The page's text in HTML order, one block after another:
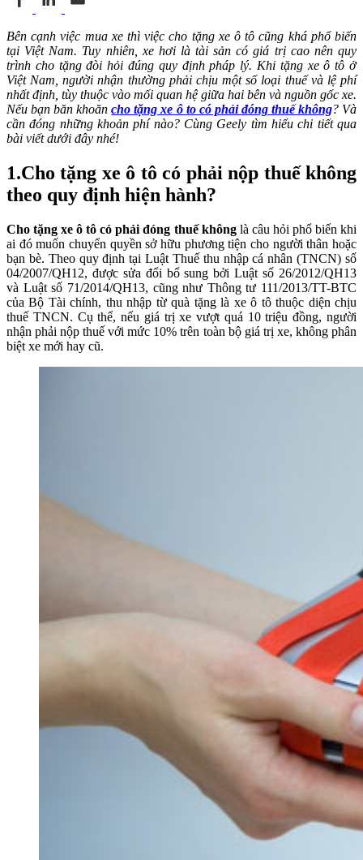
Bên cạnh việc mua xe thì việc cho tặng xe ô tô cũng khá phổ biến
tại Việt Nam. Tuy nhiên, xe hơi là tài sản có giá trị cao nên quy
trình cho tặng đòi hỏi đúng quy định pháp lý. Khi tặng xe ô tô ở
Việt Nam, người nhận thường phải chịu một số loại thuế và lệ phí
nhất định, tùy thuộc vào mối quan hệ giữa hai bên và nguồn gốc xe.
Nếu bạn băn khoăncho tặng xe ô to có phải đóng thuế không? Và
cần đóng những khoản phí nào? Cùng Geely tìm hiểu chi tiết qua
bài viết dưới đây nhé!
1.Cho tặng xe ô tô có phải nộp thuế không
theo quy định hiện hành?
Cho tặng xe ô tô có phải đóng thuế khônglà câu hỏi phổ biến khi
ai đó muốn chuyển quyền sở hữu phương tiện cho người thân hoặc
bạn bè. Theo quy định tại Luật Thuế thu nhập cá nhân (TNCN) số
04/2007/QH12, được sửa đổi bổ sung bởi Luật số 26/2012/QH13
và Luật số 71/2014/QH13, cũng như Thông tư 111/2013/TT-BTC
của Bộ Tài chính, thu nhập từ quà tặng là xe ô tô thuộc diện chịu
thuế TNCN. Cụ thể, nếu giá trị xe vượt quá 10 triệu đồng, người
nhận phải nộp thuế với mức 10% trên toàn bộ giá trị xe, không phân
biệt xe mới hay cũ.